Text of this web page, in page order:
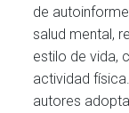
de
salud mental,
estilo de vida,
actividad
autores